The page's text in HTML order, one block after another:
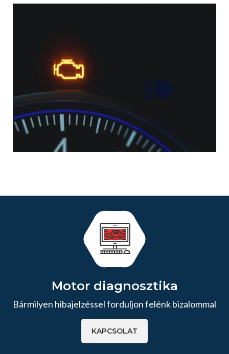
Motor diagnosztika
Bármilyen hibajelzéssel forduljon felénk bizalommal
KAPCSOLAT